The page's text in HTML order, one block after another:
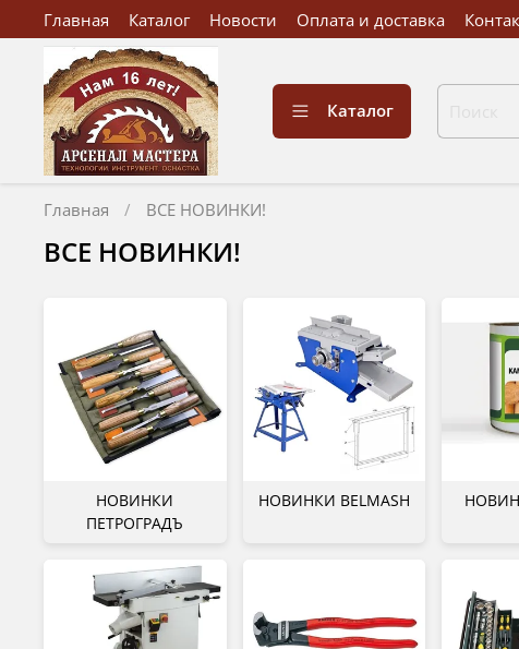
Главная Каталог Новости Оплата и доставка
Каталог
Главная ВСЕ НОВИНКИ!
ВСЕ НОВИНКИ!
НОВИНКИ
ПЕТРОГРАДЪ
НОВИНКИ BELMASH